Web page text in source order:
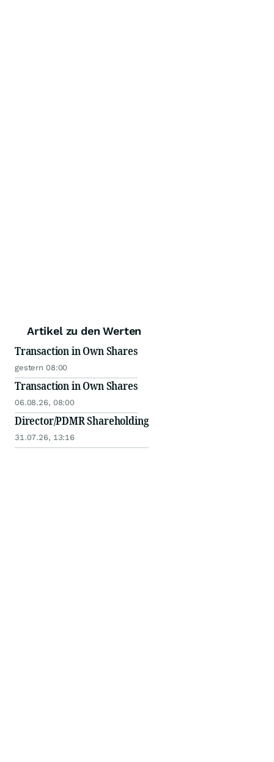
Artikel zu den Werten
Transaction in Own Shares
gestern 08:00
Transaction in Own Shares
06.08.26, 08:00
Director/PDMR Shareholding
31.07.26, 13:16